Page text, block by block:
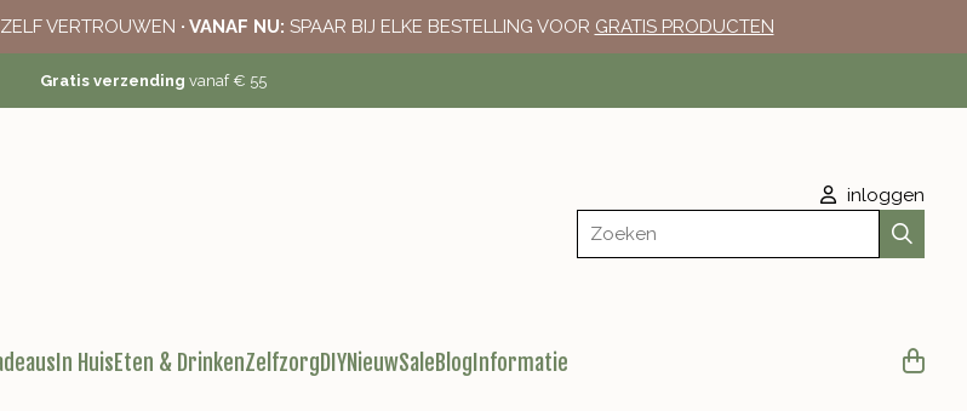
VERTROUWEN · VANAF NU: SPAAR BIJ ELKE BESTELLING VOOR GRATIS PRODUCTEN
Gratis verzending vanaf € 55
inloggen
Zoeken
In HuisEten & DrinkenZelfzorgDIYNieuwSaleBlog Informatie